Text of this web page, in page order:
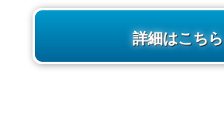
詳細はこちら